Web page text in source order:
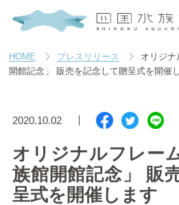
HOME プレスリリース
オリジ
開館記念」 販売を記念して贈呈式を開催
2020.10.02
オリジナルフレー
族館開館記念」 販
呈式を開催します